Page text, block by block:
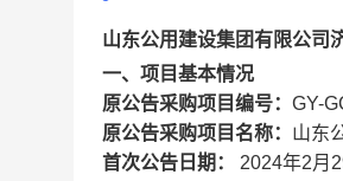
山东公用建设集团有限公司
一、项目基本情况
原公告采购项目编号： GY-
原公告采购项目名称： 山东
首次公告日期：
2024年2月 2